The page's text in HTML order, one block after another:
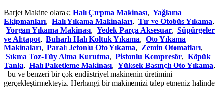
Barjet Makine olarak; Halı Çırpma Makinası, Yağlama
Ekipmanları, Halı Yıkama Makinaları, Tır ve Otobüs Yıkama,
Yorgan Yıkama Makinası, Yedek Parça Aksesuar, Süpürgeler
ve Ahtapot, Buharlı Halı Koltuk Yıkama, Oto Yıkama
Makinaları, Paralı Jetonlu Oto Yıkama, Zemin Otomatları,
Sıkma Toz-Tüy Alma Kurutma, Pistonlu Kompresör, Köpük
Tankı, Halı Paketleme Makinası, Yüksek Basınçlı Oto Yıkama,
bu ve benzeri bir çok endüstriyel makinenin üretimini
gerçekleştirmekteyiz. Herhangi bir makinemizi talep etmeniz halinde